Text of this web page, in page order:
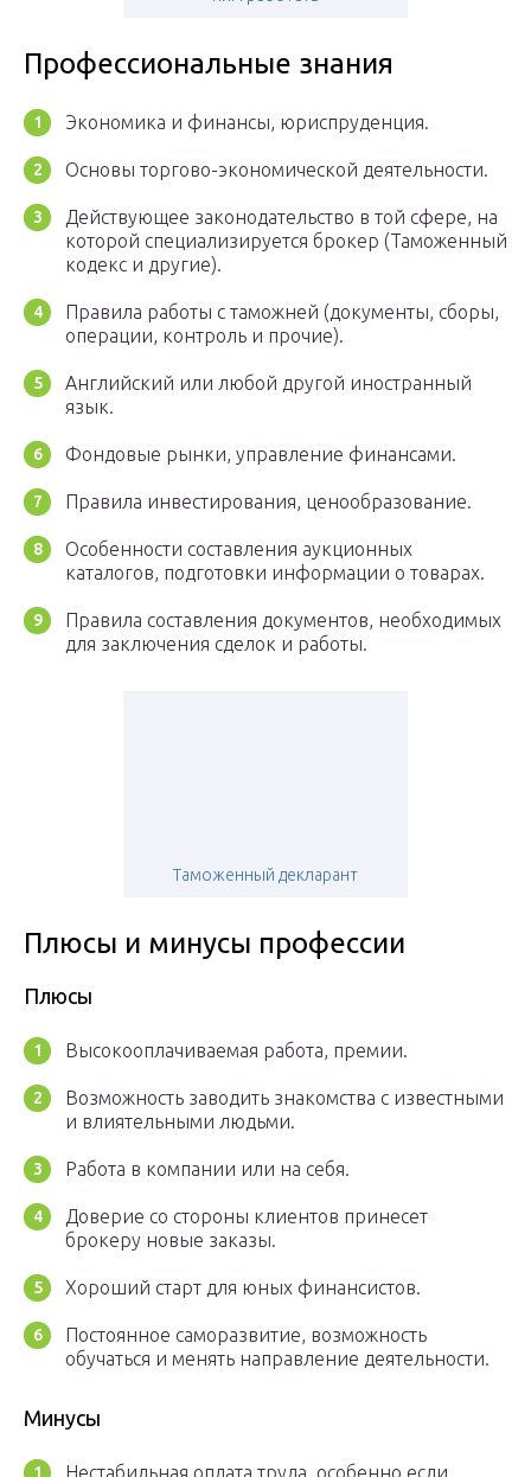
Профессиональные знания
Экономика и финансы, юриспруденция.
Основы торгово-экономической деятельности.
Действующее законодательство в той сфере, на
которой специализируется брокер (Таможенный
кодекс и другие).
Правила работы с таможней (документы, сборы,
операции, контроль и прочие).
Английский или любой другой иностранный
язык.
Фондовые рынки, управление финансами.
Правила инвестирования, ценообразование.
Особенности составления аукционных
каталогов, подготовки информации о товарах.
Правила составления документов, необходимых
для заключения сделок и работы.
Таможенный декларант
Плюсы и минусы профессии
Плюсы
Высокооплачиваемая работа, премии.
Возможность заводить знакомства с известными
и влиятельными людьми.
Работа в компании или на себя.
Доверие со стороны клиентов принесет
брокеру новые заказы.
Хороший старт для юных финансистов.
Постоянное саморазвитие, возможность
обучаться и менять направление деятельности.
Минусы
Нестабильная оплата труда, особенно если